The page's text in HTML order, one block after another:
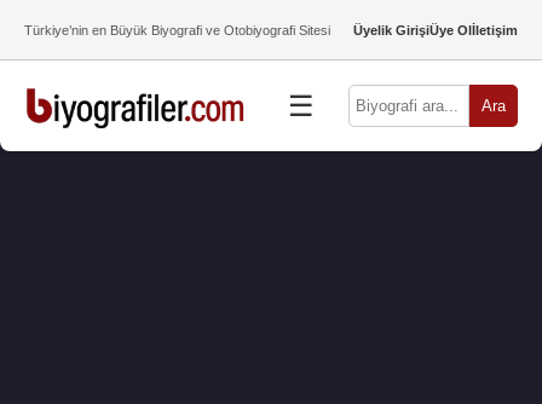
Türkiye’nin en Büyük Biyografi ve Otobiyografi Sitesi Üyelik GirişiÜye Olİletişim
☰ Ara